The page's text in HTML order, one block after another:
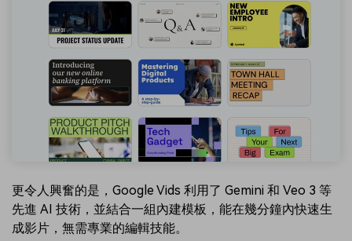
更令人興奮的是，Google Vids 利用了 Gemini 和 Veo 3 等
先進 AI 技術，並結合一組內建模板，能在幾分鐘內快速生
成影片，無需專業的編輯技能。